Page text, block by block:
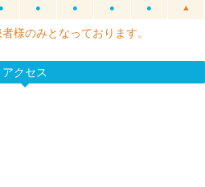
● ● ● ● ● ▲
様のみとなっております。
アクセス